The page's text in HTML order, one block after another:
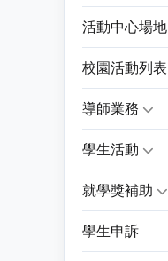
活動中心場地
校園活動列表
導師業務
學生活動
就學獎補助
學生申訴